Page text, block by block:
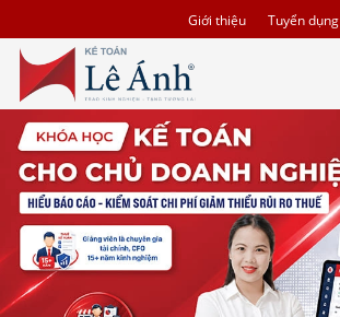
Giới thiệu Tuyển dụng